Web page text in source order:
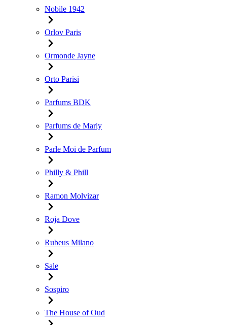
Nobile 1942
Orlov Paris
Ormonde Jayne
Orto Parisi
Parfums BDK
Parfums de Marly
Parle Moi de Parfum
Philly & Phill
Ramon Molvizar
Roja Dove
Rubeus Milano
Sale
Sospiro
The House of Oud